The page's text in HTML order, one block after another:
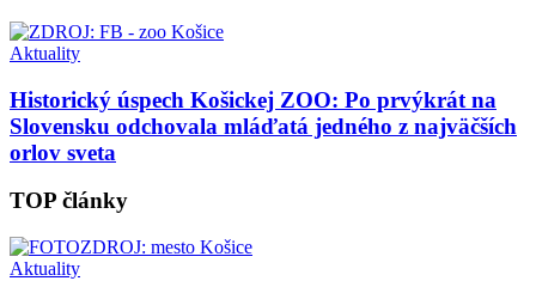
Aktuality
Historický úspech Košickej ZOO: Po prvýkrát na
Slovensku odchovala mláďatá jedného z najväčších
orlov sveta
TOP články
Aktuality